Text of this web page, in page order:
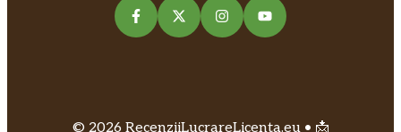
© 2026 RecenziiLucrareLicenta.eu • 📩